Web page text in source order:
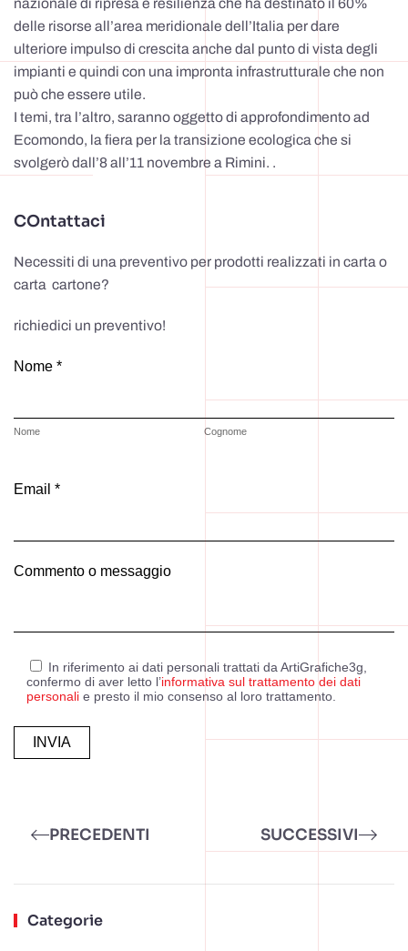
nazionale di ripresa e resilienza che ha destinato il 60%
delle risorse all’area meridionale dell’Italia per dare
ulteriore impulso di crescita anche dal punto di vista degli
impianti e quindi con una impronta infrastrutturale che non
può che essere utile.
I temi, tra l’altro, saranno oggetto di approfondimento ad
Ecomondo, la fiera per la transizione ecologica che si
svolgerò dall’8 all’11 novembre a Rimini. .
COntattaci
Necessiti di una preventivo per prodotti realizzati in carta o
carta cartone?
richiedici un preventivo!
Nome *
Nome Cognome
Email *
Commento o messaggio
In riferimento ai dati personali trattati da ArtiGrafiche3g,
confermo di aver letto l’informativa sul trattamento dei dati
personali e presto il mio consenso al loro trattamento.
PRECEDENTI SUCCESSIVI
Categorie